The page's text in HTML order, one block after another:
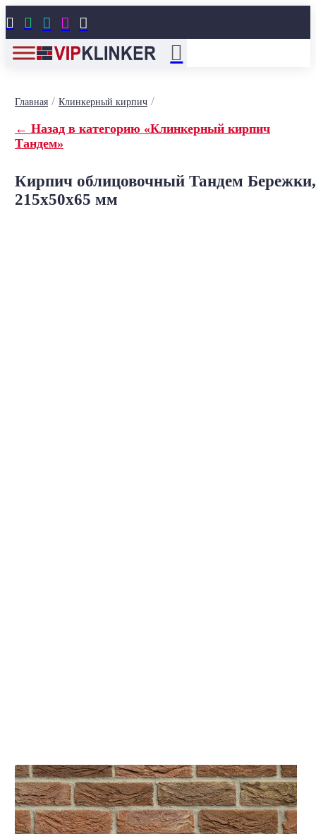
    
Главная/ Клинкерный кирпич/
← Назад в категорию «Клинкерный кирпич
Тандем»
Кирпич облицовочный Тандем Бережки,
215x50x65 мм